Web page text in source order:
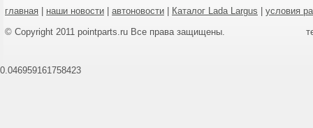
главная наши новости автоновости Каталог Lada Largus
условия
© Copyright 2011 pointparts.ru Все права защищены.
0.046959161758423